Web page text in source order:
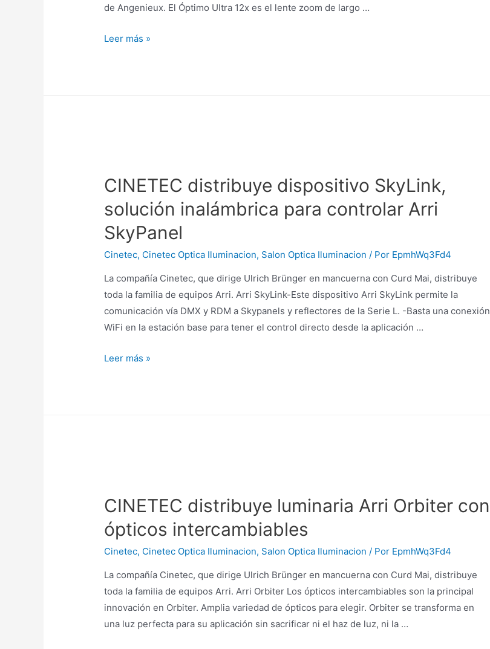
de Angenieux. El Óptimo Ultra 12x es el lente zoom de largo …
CINETEC
mejor
rendimiento
y
estabilidad
Leer más »
CINETEC distribuye dispositivo SkyLink,
solución inalámbrica para controlar Arri
SkyPanel
Cinetec, Cinetec Optica Iluminacion, Salon Optica Iluminacion / Por EpmhWq3Fd4
La compañía Cinetec, que dirige Ulrich Brünger en mancuerna con Curd Mai, distribuye
toda la familia de equipos Arri. Arri SkyLink-Este dispositivo Arri SkyLink permite la
comunicación vía DMX y RDM a Skypanels y reflectores de la Serie L. -Basta una conexión
WiFi en la estación base para tener el control directo desde la aplicación …
CINETEC
SkyPanel
Leer más »
CINETEC distribuye luminaria Arri Orbiter con
ópticos intercambiables
Cinetec, Cinetec Optica Iluminacion, Salon Optica Iluminacion / Por EpmhWq3Fd4
La compañía Cinetec, que dirige Ulrich Brünger en mancuerna con Curd Mai, distribuye
toda la familia de equipos Arri. Arri Orbiter Los ópticos intercambiables son la principal
innovación en Orbiter. Amplia variedad de ópticos para elegir. Orbiter se transforma en
una luz perfecta para su aplicación sin sacrificar ni el haz de luz, ni la …